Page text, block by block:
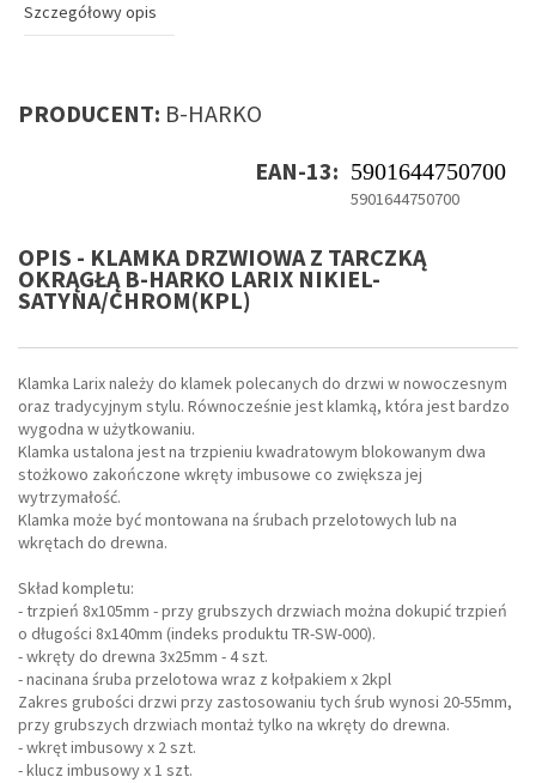
Szczegółowy opis
PRODUCENT: B-HARKO
EAN-13: 5901644750700
5901644750700
OPIS - KLAMKA DRZWIOWA Z TARCZKĄ
OKRĄGŁĄ B-HARKO LARIX NIKIEL-
SATYNA/CHROM(KPL)
Klamka Larix należy do klamek polecanych do drzwi w nowoczesnym
oraz tradycyjnym stylu. Równocześnie jest klamką, która jest bardzo
wygodna w użytkowaniu.
Klamka ustalona jest na trzpieniu kwadratowym blokowanym dwa
stożkowo zakończone wkręty imbusowe co zwiększa jej
wytrzymałość.
Klamka może być montowana na śrubach przelotowych lub na
wkrętach do drewna.
Skład kompletu:
- trzpień 8x105mm - przy grubszych drzwiach można dokupić trzpień
o długości 8x140mm (indeks produktu TR-SW-000).
- wkręty do drewna 3x25mm - 4 szt.
- nacinana śruba przelotowa wraz z kołpakiem x 2kpl
Zakres grubości drzwi przy zastosowaniu tych śrub wynosi 20-55mm,
przy grubszych drzwiach montaż tylko na wkręty do drewna.
- wkręt imbusowy x 2 szt.
- klucz imbusowy x 1 szt.